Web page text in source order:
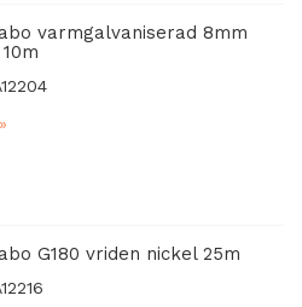
varmgalvaniserad 8mm
G180 vriden nickel 25m